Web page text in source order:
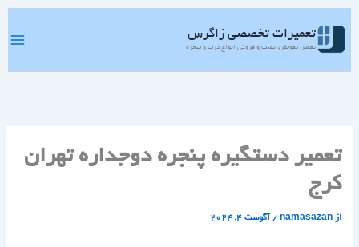
پرش
محتوا
تعمیرات تخصصی زاگرس
تعمیر، تعویض، نصب و فروش انواع درب و پنجره
تعمیر دستگیره پنجره دوجداره تهران
کرج
از namasazan
/ آگوست 4, 2024